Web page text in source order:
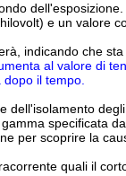
e un valore
indicando che
al valore di
il tempo.
specificata
per scoprire la
quali il